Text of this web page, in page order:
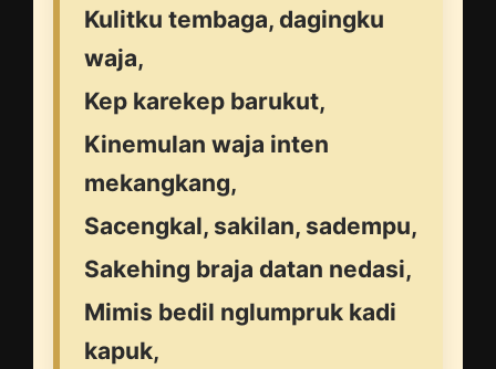
Kulitku tembaga, dagingku
waja,
Kep karekep barukut,
Kinemulan waja inten
mekangkang,
Sacengkal, sakilan, sadempu,
Sakehing braja datan nedasi,
Mimis bedil nglumpruk kadi
kapuk,